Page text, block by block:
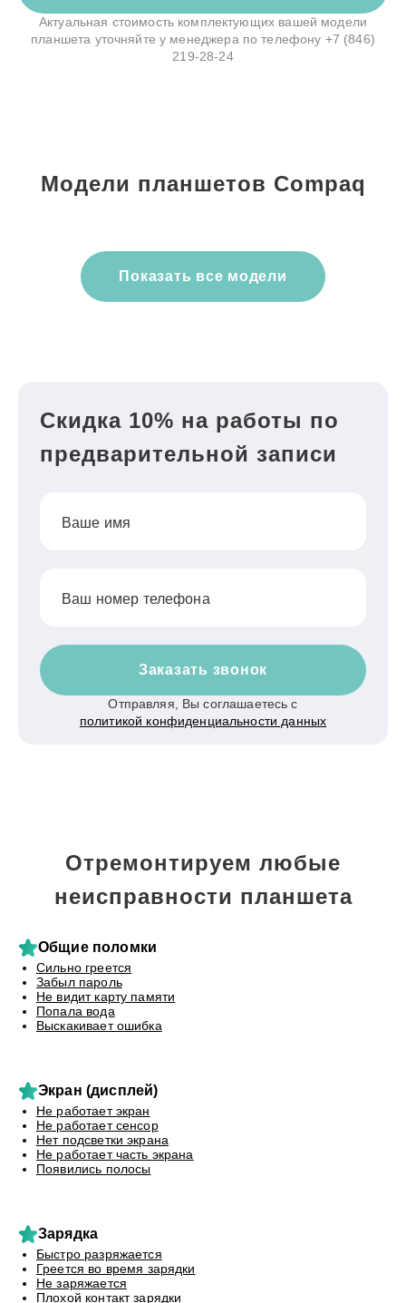
Актуальная стоимость комплектующих вашей модели
планшета уточняйте у менеджера по телефону +7 (846)
219-28-24
Модели планшетов Compaq
Показать все модели
Скидка 10% на работы по
предварительной записи
Ваше имя
Ваш номер телефона
Заказать звонок
Отправляя, Вы соглашаетесь с
политикой конфиденциальности данных
Отремонтируем любые
неисправности планшета
Общие поломки
Сильно греется
Забыл пароль
Не видит карту памяти
Попала вода
Выскакивает ошибка
Экран (дисплей)
Не работает экран
Не работает сенсор
Нет подсветки экрана
Не работает часть экрана
Появились полосы
Зарядка
Быстро разряжается
Греется во время зарядки
Не заряжается
Плохой контакт зарядки